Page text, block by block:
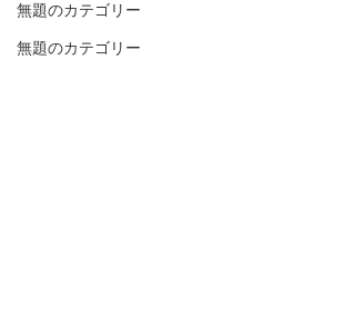
無題のカテゴリー
無題のカテゴリー